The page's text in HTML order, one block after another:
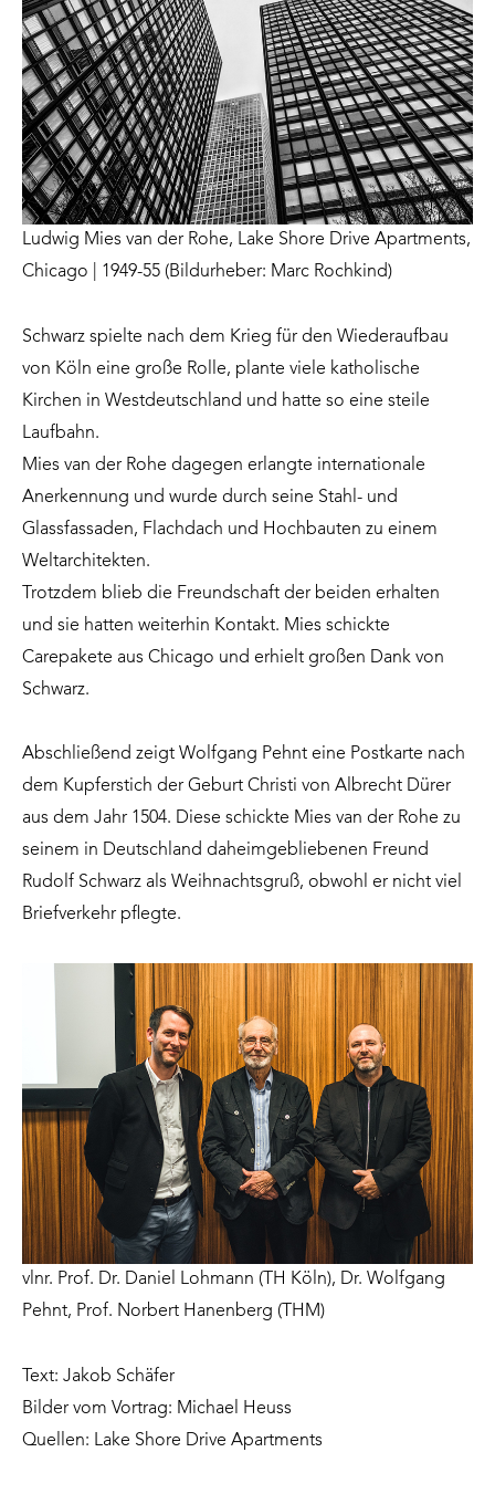
Ludwig Mies van der Rohe, Lake Shore Drive Apartments,
Chicago | 1949-55 (Bildurheber: Marc Rochkind)
Schwarz spielte nach dem Krieg für den Wiederaufbau
von Köln eine große Rolle, plante viele katholische
Kirchen in Westdeutschland und hatte so eine steile
Laufbahn.
Mies van der Rohe dagegen erlangte internationale
Anerkennung und wurde durch seine Stahl- und
Glassfassaden, Flachdach und Hochbauten zu einem
Weltarchitekten.
Trotzdem blieb die Freundschaft der beiden erhalten
und sie hatten weiterhin Kontakt. Mies schickte
Carepakete aus Chicago und erhielt großen Dank von
Schwarz.
Abschließend zeigt Wolfgang Pehnt eine Postkarte nach
dem Kupferstich der Geburt Christi von Albrecht Dürer
aus dem Jahr 1504. Diese schickte Mies van der Rohe zu
seinem in Deutschland daheimgebliebenen Freund
Rudolf Schwarz als Weihnachtsgruß, obwohl er nicht viel
Briefverkehr pflegte.
vlnr. Prof. Dr. Daniel Lohmann (TH Köln), Dr. Wolfgang
Pehnt, Prof. Norbert Hanenberg (THM)
Text: Jakob Schäfer
Bilder vom Vortrag: Michael Heuss
Quellen: Lake Shore Drive Apartments